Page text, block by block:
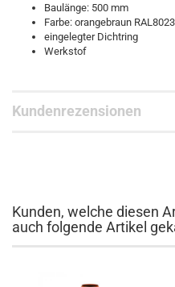
Baulänge: 500 mm
Farbe: orangebraun RAL8023
eingelegter Dichtring
Werkstof
Kundenrezensionen
Kunden, welche diesen
auch folgende Artikel